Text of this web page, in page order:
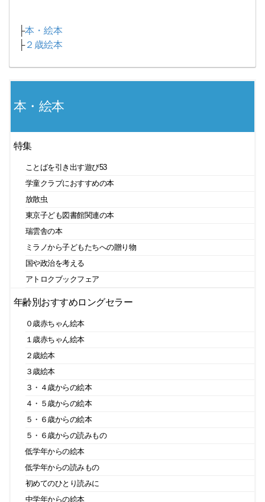
├本・絵本
├２歳絵本
本・絵本
特集
ことばを引き出す遊び53
学童クラブにおすすめの本
放散虫
東京子ども図書館関連の本
瑞雲舎の本
ミラノから子どもたちへの贈り物
国や政治を考える
アトロクブックフェア
年齢別おすすめロングセラー
０歳赤ちゃん絵本
１歳赤ちゃん絵本
２歳絵本
３歳絵本
３・４歳からの絵本
４・５歳からの絵本
５・６歳からの絵本
５・６歳からの読みもの
低学年からの絵本
低学年からの読みもの
初めてのひとり読みに
中学年からの絵本